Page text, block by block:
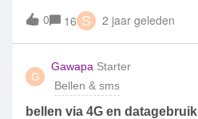
140, 084, 087 en 066
0 16 S 2 jaar geleden
G
Gawapa Starter
Bellen & sms
bellen via 4G en datagebruik